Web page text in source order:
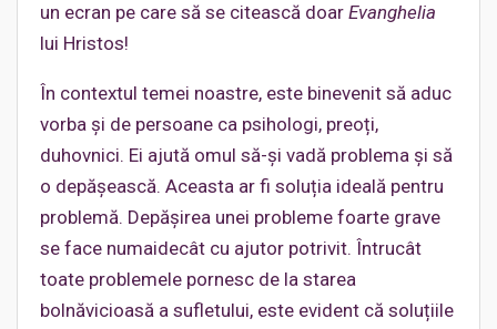
un ecran pe care să se citească doar Evanghelia
lui Hristos!
În contextul temei noastre, este binevenit să aduc
vorba și de persoane ca psihologi, preoți,
duhovnici. Ei ajută omul să-și vadă problema și să
o depășească. Aceasta ar fi soluția ideală pentru
problemă. Depășirea unei probleme foarte grave
se face numaidecât cu ajutor potrivit. Întrucât
toate problemele pornesc de la starea
bolnăvicioasă a sufletului, este evident că soluțiile